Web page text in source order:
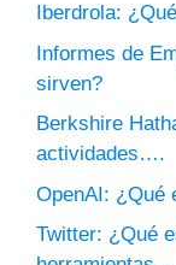
Iberdrola:
Informes de
sirven?
Berkshire
actividades….
OpenAI:
Twitter: ¿Qué